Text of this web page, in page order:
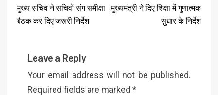
मुख्य सचिव ने सचिवों संग समीक्षा
बैठक कर दिए जरूरी निर्देश
मुख्यमंत्री ने दिए शिक्षा में गुणात्मक
सुधार के निर्देश
Leave a Reply
Your email address will not be published.
Required fields are marked *